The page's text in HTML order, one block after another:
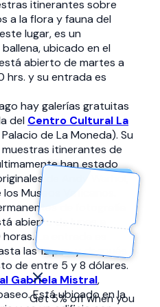
Get 5% off when you
itinerantes sobre
a la flora y fauna del
lugar, es un
ubicado en el
abierto de martes a
hrs. y su entrada es
hay galerías gratuitas
del Centro Cultural La
de La Moneda). Su
itinerantes de
han estado
de Andy Warhol,
Museos Vaticanos.
de fotografía
abierto de lunes a
La entrada es
las 12 p.m. y después
de entre 5 y 8 dólares.
Gabriela Mistral,
Está ubicado en la